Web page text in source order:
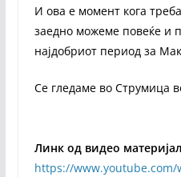
И ова е момент кога
заедно можеме повеќе и
најдобриот период за
Се гледаме во Струмица
Линк од видео
https://www.youtube.com/